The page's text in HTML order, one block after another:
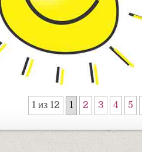
1 из 12 1 2 3 4 5